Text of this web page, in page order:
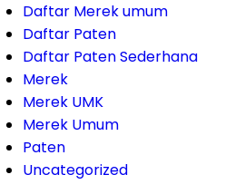
Daftar Merek umum
Daftar Paten
Daftar Paten Sederhana
Merek
Merek UMK
Merek Umum
Paten
Uncategorized